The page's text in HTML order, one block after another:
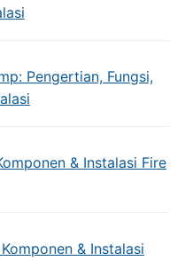
Pengertian, Fungsi,
& Instalasi Fire
& Instalasi